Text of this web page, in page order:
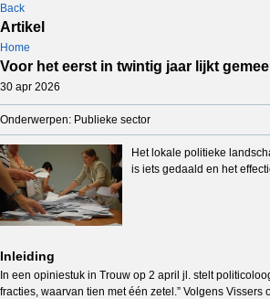
Back
Artikel
Home
Voor het eerst in twintig jaar lijkt
30 apr 2026
Onderwerpen: Publieke sector
Het lokale politieke
is iets gedaald en het
Inleiding
In een opiniestuk in Trouw op 2 april jl. stelt
fracties, waarvan tien met één zetel.” Volgens